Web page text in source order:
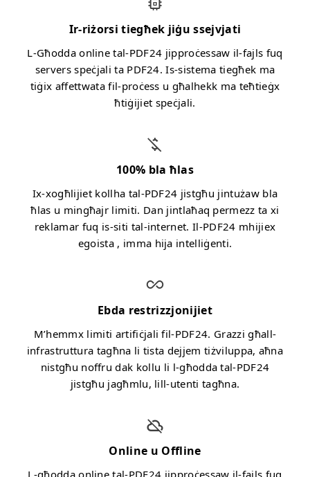
Ir-riżorsi tiegħek jiġu ssejvjati
L-Għodda online tal-PDF24 jipproċessaw il-fajls fuq
servers speċjali ta PDF24. Is-sistema tiegħek ma
tiġix affettwata fil-proċess u għalhekk ma teħtieġx
ħtiġijiet speċjali.
100% bla ħlas
Ix-xogħlijiet kollha tal-PDF24 jistgħu jintużaw bla
ħlas u mingħajr limiti. Dan jintlaħaq permezz ta xi
reklamar fuq is-siti tal-internet. Il-PDF24 mhijiex
egoista , imma hija intelliġenti.
Ebda restrizzjonijiet
M’hemmx limiti artifiċjali fil-PDF24. Grazzi għall-
infrastruttura tagħna li tista dejjem tiżviluppa, aħna
nistgħu noffru dak kollu li l-għodda tal-PDF24
jistgħu jagħmlu, lill-utenti tagħna.
Online u Offline
L-għodda online tal-PDF24 jipproċessaw il-fajls fuq